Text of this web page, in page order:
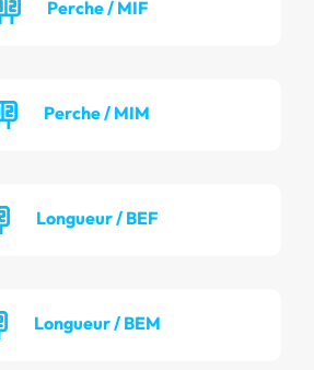
Perche / MIF
Perche / MIM
Longueur / BEF
Longueur / BEM